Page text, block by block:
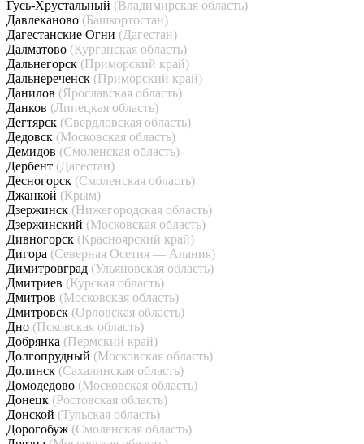
Гусь-Хрустальный (Владимирская область)
Давлеканово (Башкортостан)
Дагестанские Огни (Дагестан)
Далматово (Курганская область)
Дальнегорск (Приморский край)
Дальнереченск (Приморский край)
Данилов (Ярославская область)
Данков (Липецкая область)
Дегтярск (Свердловская область)
Дедовск (Московская область)
Демидов (Смоленская область)
Дербент (Дагестан)
Десногорск (Смоленская область)
Джанкой (Крым)
Дзержинск (Нижегородская область)
Дзержинский (Московская область)
Дивногорск (Красноярский край)
Дигора (Северная Осетия — Алания)
Димитровград (Ульяновская область)
Дмитриев (Курская область)
Дмитров (Московская область)
Дмитровск (Орловская область)
Дно (Псковская область)
Добрянка (Пермский край)
Долгопрудный (Московская область)
Долинск (Сахалинская область)
Домодедово (Московская область)
Донецк (Ростовская область)
Донской (Тульская область)
Дорогобуж (Смоленская область)